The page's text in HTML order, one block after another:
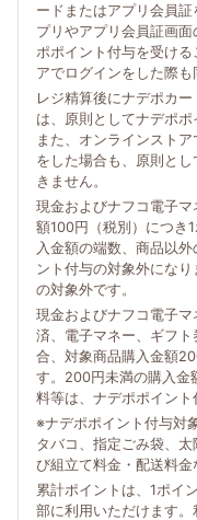
ードまたはアプリ会員
プリやアプリ会員証画
ポポイント付与を受け
アでログインをした際も
レジ精算後にナデポカ
は、原則としてナデポポ
また、オンラインスト
をした場合も、原則と
きません。
現金およびナフコ電子
額100円（税別）につき
入金額の端数、商品以
ント付与の対象外にな
の対象外です。
現金およびナフコ電子
済、電子マネー、ギフ
合、対象商品購入金額
す。200円未満の購入金
料等は、ナデポポイント
※ナデポポイント付与
タバコ、指定ごみ袋、
び組立て料金・配送料
累計ポイントは、1ポイ
部に利用いただけます